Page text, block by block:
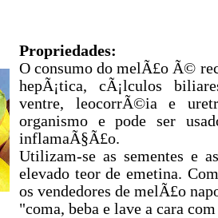
Propriedades:
O consumo do melÃ£o Ã©
hepÃ¡tica, cÃ¡lculos
ventre, leocorrÃ©ia e
organismo e pode ser
inflamaÃ§Ã£o.
Utilizam-se as sementes e
elevado teor de emetina.
os vendedores de melÃ£o
"coma, beba e lave a cara